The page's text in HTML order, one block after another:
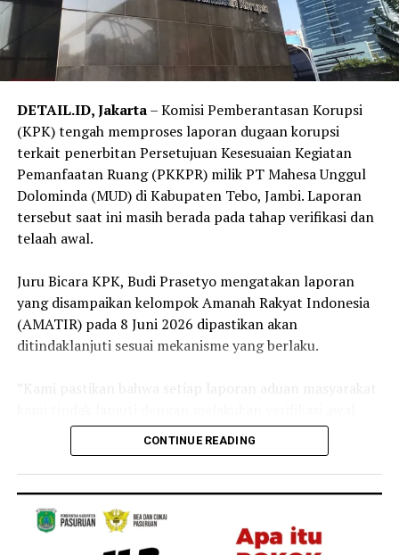
hukum dan aturan yang berlaku,” ujar Erlan.
‎Hingga kini, penyidik Ditreskrimum dan Bidpropam
Polda Jambi masih terus mendalami perkara, termasuk
tersangka serta melengkapi alat bukti untuk
kepentingan proses hukum selanjutnya.
‎Kasus ini menjadi perhatian publik karena korban
merupakan anggota Polri yang diduga tewas akibat
tindak penganiayaan.
DETAIL.ID, Jakarta– Komisi Pemberantasan Korupsi
(KPK) tengah memproses laporan dugaan korupsi
terkait penerbitan Persetujuan Kesesuaian Kegiatan
Pemanfaatan Ruang (PKKPR) milik PT Mahesa Unggul
Dolominda (MUD) di Kabupaten Tebo, Jambi. Laporan
tersebut saat ini masih berada pada tahap verifikasi dan
telaah awal.
‎Juru Bicara KPK, Budi Prasetyo mengatakan laporan
yang disampaikan kelompok Amanah Rakyat Indonesia
(AMATIR) pada 8 Juni 2026 dipastikan akan
ditindaklanjuti sesuai mekanisme yang berlaku.
apakah informasi dan data awal yang disampaikan
tersebut valid atau tidak,” ujar Budi, Rabu lalu 15 Juli
2026.
‎Selain melakukan verifikasi, KPK juga akan
mengumpulkan bahan keterangan (pulbaket) untuk
CONTINUE READING